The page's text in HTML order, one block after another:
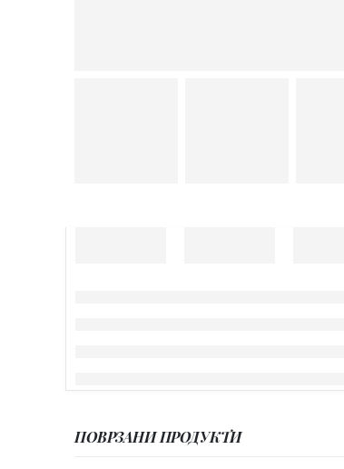
ПОВРЗАНИ ПРОДУКТИ